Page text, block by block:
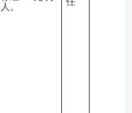
人。